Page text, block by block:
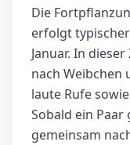
Die
erfolgt
Januar. In
nach Weibchen
laute Rufe
Sobald ein Paar
gemeinsam